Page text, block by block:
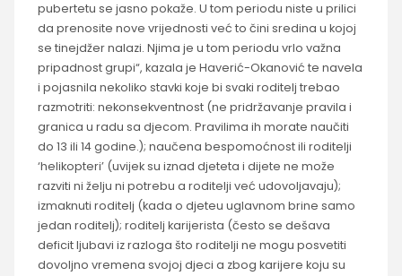
pubertetu se jasno pokaže. U tom periodu niste u prilici
da prenosite nove vrijednosti već to čini sredina u kojoj
se tinejdžer nalazi. Njima je u tom periodu vrlo važna
pripadnost grupi“, kazala je Haverić-Okanović te navela
i pojasnila nekoliko stavki koje bi svaki roditelj trebao
razmotriti: nekonsekventnost (ne pridržavanje pravila i
granica u radu sa djecom. Pravilima ih morate naučiti
do 13 ili 14 godine.); naučena bespomoćnost ili roditelji
‘helikopteri’ (uvijek su iznad djeteta i dijete ne može
razviti ni želju ni potrebu a roditelji već udovoljavaju);
izmaknuti roditelj (kada o djeteu uglavnom brine samo
jedan roditelj); roditelj karijerista (često se dešava
deficit ljubavi iz razloga što roditelji ne mogu posvetiti
dovoljno vremena svojoj djeci a zbog karijere koju su